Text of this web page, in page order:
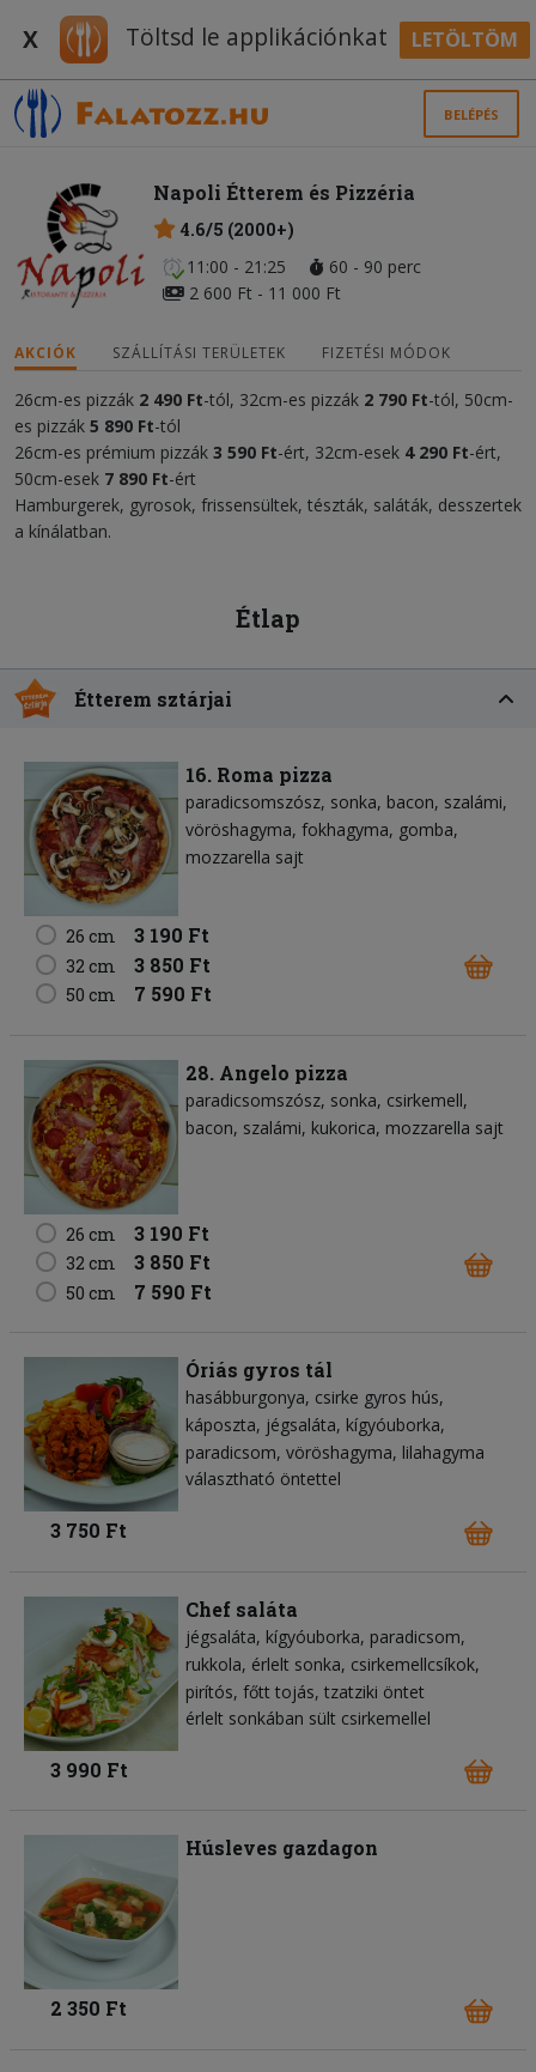
X Töltsd le applikációnkat LETÖLTÖM
BELÉPÉS
Napoli Étterem és Pizzéria
4.6/5 (2000+)
11:00 - 21:25
60 - 90 perc
2 600 Ft - 11 000 Ft
AKCIÓK SZÁLLÍTÁSI TERÜLETEK FIZETÉSI MÓDOK
26cm-es pizzák 2 490 Ft-tól, 32cm-es pizzák 2 790 Ft-tól, 50cm-
es pizzák 5 890 Ft-tól
26cm-es prémium pizzák 3 590 Ft-ért, 32cm-esek 4 290 Ft-ért,
50cm-esek 7 890 Ft-ért
Hamburgerek, gyrosok, frissensültek, tészták, saláták, desszertek
a kínálatban.
Étlap
Étterem sztárjai
16. Roma pizza
paradicsomszósz sonka bacon szalámi
vöröshagyma fokhagyma gomba
mozzarella sajt
26 cm 3 190 Ft
32 cm 3 850 Ft
50 cm 7 590 Ft
28. Angelo pizza
paradicsomszósz sonka csirkemell
bacon szalámi kukorica mozzarella sajt
26 cm 3 190 Ft
32 cm 3 850 Ft
50 cm 7 590 Ft
Óriás gyros tál
hasábburgonya csirke gyros hús
káposzta jégsaláta kígyóuborka
paradicsom vöröshagyma lilahagyma
választható öntettel
3 750 Ft
Chef saláta
jégsaláta kígyóuborka paradicsom
rukkola érlelt sonka csirkemellcsíkok
pirítós főtt tojás tzatziki öntet
érlelt sonkában sült csirkemellel
3 990 Ft
Húsleves gazdagon
2 350 Ft